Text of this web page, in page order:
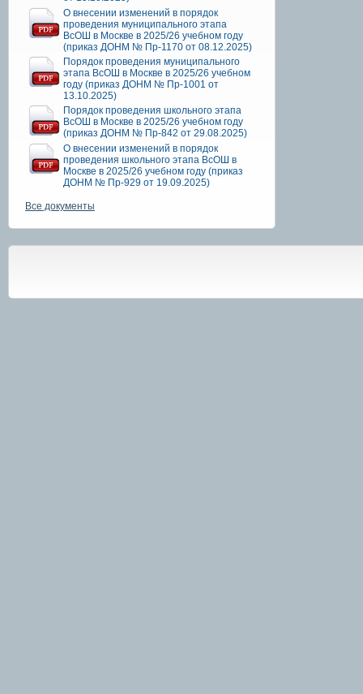
О внесении изменений в порядок
проведения муниципального этапа
ВсОШ в Москве в 2025/26 учебном году
(приказ ДОНМ № Пр-1170 от 08.12.2025)
Порядок проведения муниципального
этапа ВсОШ в Москве в 2025/26 учебном
году (приказ ДОНМ № Пр-1001 от
13.10.2025)
Порядок проведения школьного этапа
ВсОШ в Москве в 2025/26 учебном году
(приказ ДОНМ № Пр-842 от 29.08.2025)
О внесении изменений в порядок
проведения школьного этапа ВсОШ в
Москве в 2025/26 учебном году (приказ
ДОНМ № Пр-929 от 19.09.2025)
Все документы